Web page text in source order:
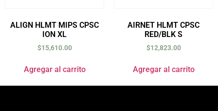
ALIGN HLMT MIPS CPSC
ION XL
$15,610.00
Agregar al carrito
AIRNET HLMT CPSC
RED/BLK S
$12,823.00
Agregar al carrito